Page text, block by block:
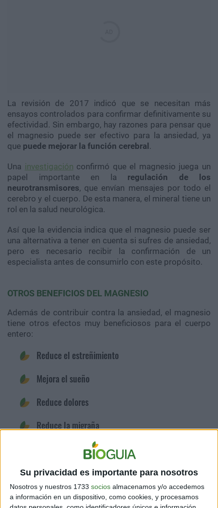
Su privacidad es importante para nosotros
Nosotros y nuestros 1733 socios almacenamos y/o accedemos
a información en un dispositivo, como cookies, y procesamos
La revisión de 2017 indicó que se necesitan más
ensayos controlados para confirmar definitivamente su
efectividad. Sin embargo, hay razones para pensar que
el magnesio puede ser efectivo para la ansiedad, ya
que puede mejorar la función cerebral .
Una investigación confirmó que el magnesio juega un
papel importante en la regulación de los
neurotransmisores, que envían mensajes por todo el
cerebro y el cuerpo. De esta manera, el mineral tiene un
rol en la salud neurológica.
Así que la evidencia indica que el magnesio puede ser
una alternativa a tener en cuenta si sufres de ansiedad,
pero es necesario recibir la confirmación de un
especialista antes de consumirlo con este propósito.
OTROS BENEFICIOS DEL MAGNESIO
Además de contribuir contra la ansiedad, el magnesio
tiene otros efectos muy beneficiosos para el cuerpo
entero:
Reduce el estreñimiento
Mejora el sueño
Reduce dolores
Reduce la migraña
Reduce el riesgo de diabetes tipo 2
Reduce la presión arterial
Mejora el estado de ánimo